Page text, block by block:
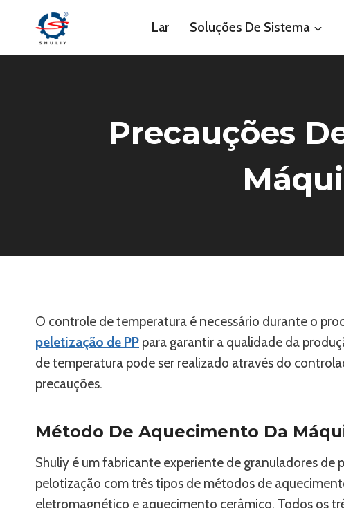
Lar Soluções De Sistema
Precauções
O controle de temperatura é necessário durante o
peletização de PP para garantir a qualidade da
de temperatura pode ser realizado através do
precauções.
Método De Aquecimento Da
Shuliy é um fabricante experiente de granuladores de
pelotização com três tipos de métodos de
eletromagnético e aquecimento cerâmico. Todos os